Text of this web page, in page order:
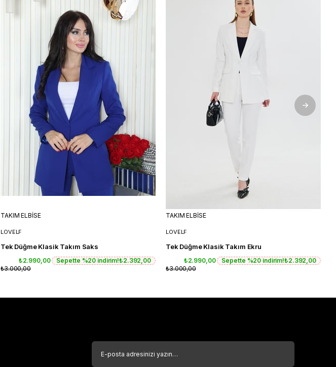
TAKIM ELBİSE
LOVELF
Tek Düğme Klasik Takım Saks
₺2.990,00 Sepette %20 indirim!₺2.392,00
₺3.000,00
TAKIM ELBİSE
LOVELF
Tek Düğme Klasik Takım Ekru
₺2.990,00 Sepette %20 indirim!₺2.392,00
₺3.000,00